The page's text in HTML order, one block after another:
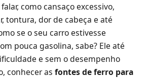
como cansaço excessivo,
tontura, dor de cabeça e até
se o seu carro estivesse
pouca gasolina, sabe? Ele até
e sem o desempenho
conhecer as fontes de ferro para